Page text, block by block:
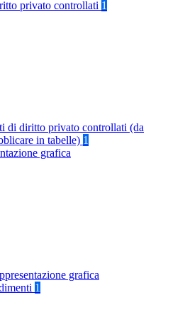
privato controllati 1
di diritto privato controllati (da
in tabelle) 1
grafica
grafica
1